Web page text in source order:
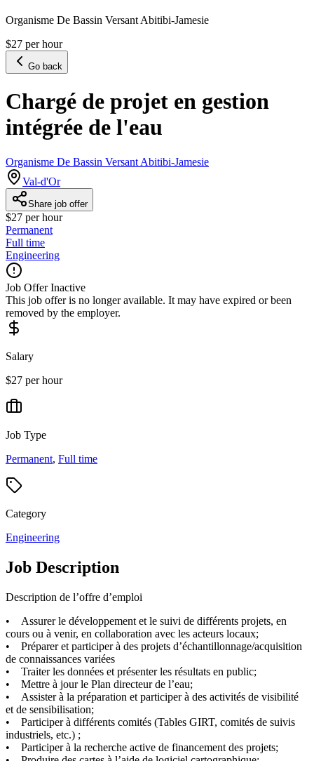
Organisme De Bassin Versant Abitibi-Jamesie
$27 per hour
Go back
Chargé de projet en gestion
intégrée de l'eau
Organisme De Bassin Versant Abitibi-Jamesie
Val-d'Or
Share job offer
$27 per hour
Permanent
Full time
Engineering
Job Offer Inactive
This job offer is no longer available. It may have expired or been
removed by the employer.
Salary
$27 per hour
Job Type
Permanent, Full time
Category
Engineering
Job Description
Description de l’offre d’emploi
• Assurer le développement et le suivi de différents projets, en
cours ou à venir, en collaboration avec les acteurs locaux;
• Préparer et participer à des projets d’échantillonnage/acquisition
de connaissances variées
• Traiter les données et présenter les résultats en public;
• Mettre à jour le Plan directeur de l’eau;
• Assister à la préparation et participer à des activités de visibilité
et de sensibilisation;
• Participer à différents comités (Tables GIRT, comités de suivis
industriels, etc.) ;
• Participer à la recherche active de financement des projets;